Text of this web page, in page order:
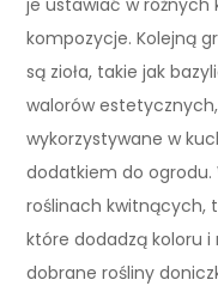
kompozycje. Kolejną
są zioła, takie jak
walorów
wykorzystywane w
dodatkiem do
roślinach kwitnących,
które dodadzą koloru i
dobrane rośliny